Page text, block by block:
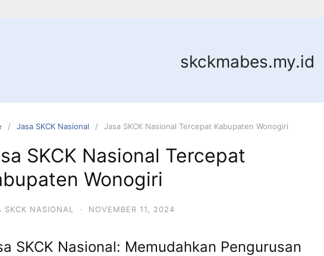
skckmabes.my.id
Jasa SKCK Nasional Jasa SKCK Nasional Tercepat Kabupaten Wonogiri
SKCK Nasional Tercepat
Wonogiri
SKCK NASIONAL · NOVEMBER 11, 2024
SKCK Nasional: Memudahkan Pengurusan